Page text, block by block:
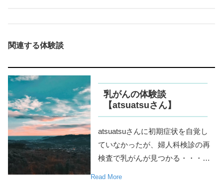
関連する体験談
乳がんの体験談
【atsuatsuさん】
atsuatsuさんに初期症状を自覚し
ていなかったが、婦人科検診の再
検査で乳がんが見つかる・・・…
Read More